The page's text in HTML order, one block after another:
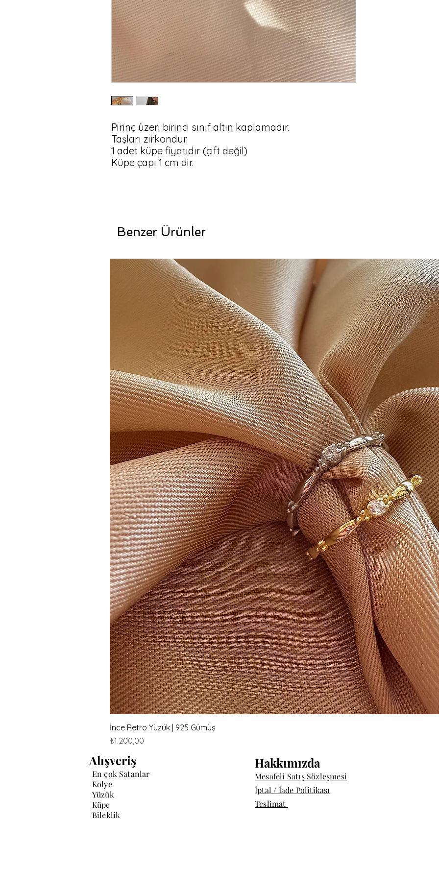
Pirinç üzeri birinci sınıf altın kaplamadır.
Taşları zirkondur.
1 adet küpe fiyatıdır (çift değil)
Küpe çapı 1 cm dir.
Benzer Ürünler
İnce Retro Yüzük | 925 Gümüş
Fiyat
₺1.200,00
Alışveriş
En çok Satanlar
Kolye
Yüzük
Küpe
Bileklik
Hakkımızda
Mesafeli Satış Sözleşmesi
İptal / İade Politikası
Teslimat